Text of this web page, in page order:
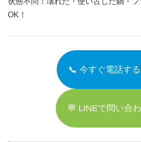
OK！
📞 今すぐ電話する
💬 LINEで問い合